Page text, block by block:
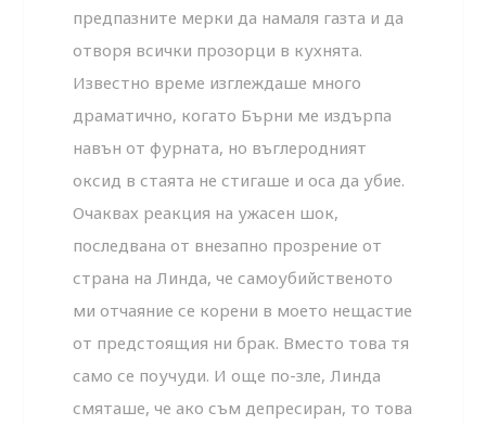
предпазните мерки да намаля газта и да
отворя всички прозорци в кухнята.
Известно време изглеждаше много
драматично, когато Бърни ме издърпа
навън от фурната, но въглеродният
оксид в стаята не стигаше и оса да убие.
Очаквах реакция на ужасен шок,
последвана от внезапно прозрение от
страна на Линда, че самоубийственото
ми отчаяние се корени в моето нещастие
от предстоящия ни брак. Вместо това тя
само се поучуди. И още по-зле, Линда
смяташе, че ако съм депресиран, то това